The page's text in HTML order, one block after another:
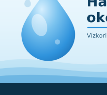
onkormanyzat@diosd.hu
+36 23 545 550
Gyorslinkek
Ügyintézés